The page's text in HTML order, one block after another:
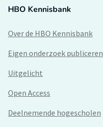
HBO Kennisbank
Over de HBO Kennisbank
Eigen onderzoek publiceren
Uitgelicht
Open Access
Deelnemende hogescholen